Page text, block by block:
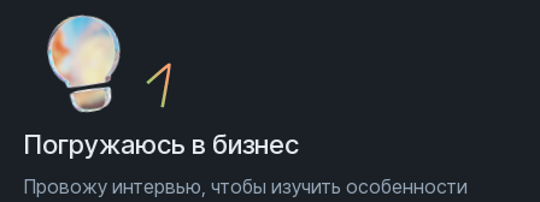
Погружаюсь в бизнес
Провожу интервью, чтобы изучить особенности